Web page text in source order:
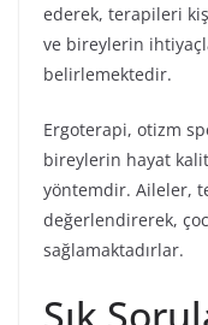
ederek, terapileri
ve bireylerin
belirlemektedir.
Ergoterapi, otizm
bireylerin hayat
yöntemdir. Aileler,
değerlendirerek,
sağlamaktadırlar.
Sık